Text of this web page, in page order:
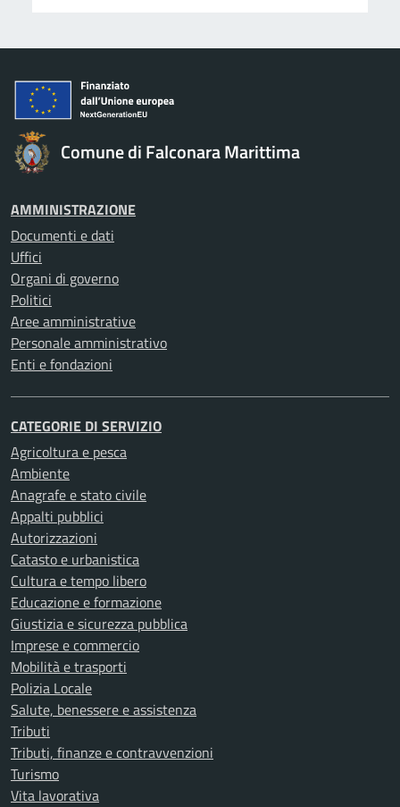
Comune di Falconara Marittima
AMMINISTRAZIONE
Documenti e dati
Uffici
Organi di governo
Politici
Aree amministrative
Personale amministrativo
Enti e fondazioni
CATEGORIE DI SERVIZIO
Agricoltura e pesca
Ambiente
Anagrafe e stato civile
Appalti pubblici
Autorizzazioni
Catasto e urbanistica
Cultura e tempo libero
Educazione e formazione
Giustizia e sicurezza pubblica
Imprese e commercio
Mobilità e trasporti
Polizia Locale
Salute, benessere e assistenza
Tributi
Tributi, finanze e contravvenzioni
Turismo
Vita lavorativa